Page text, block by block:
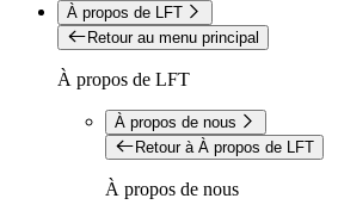
À propos de LFT
Retour au menu principal
À propos de LFT
À propos de nous
Retour à À propos de LFT
À propos de nous